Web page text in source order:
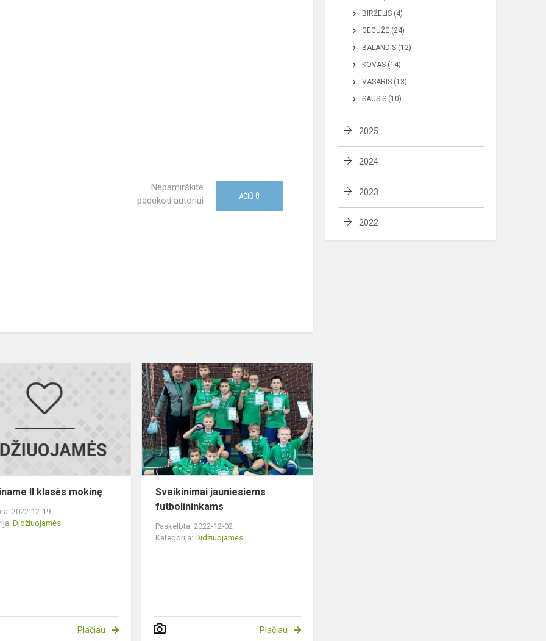
Nepamirškite
padėkoti autoriui
AČIŪ 0
Sveikiname
klasės
mokinę
II klasės mokinę
2022-12-19
Didžiuojamės
Plačiau
Sveikinimai
futbolininkams
Sveikinimai jauniesiems
futbolininkams
Paskelbta: 2022-12-02
Kategorija:Didžiuojamės
Plačiau
BIRŽELIS (4)
GEGUŽĖ (24)
BALANDIS (12)
KOVAS (14)
VASARIS (13)
SAUSIS (10)
2025
2024
2023
2022